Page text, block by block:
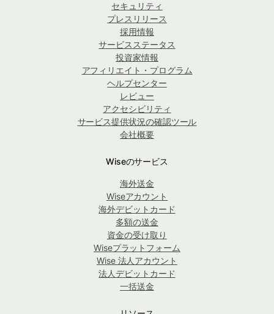
セキュリティ
プレスリリース
採用情報
サービスステータス
投資家情報
アフィリエイト・プログラム
ヘルプセンター
レビュー
アクセシビリティ
サービス提供状況の確認ツール
会社概要
Wiseのサービス
海外送金
Wiseアカウント
海外デビットカード
多額の送金
資金の受け取り
Wiseプラットフォーム
Wise 法人アカウント
法人デビットカード
一括送金